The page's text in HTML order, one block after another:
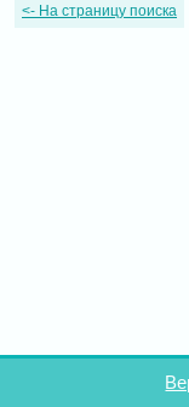
<- На страницу поиска